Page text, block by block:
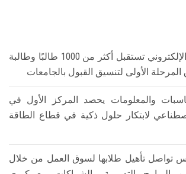
معامل التنسيق الإلكتروني تستقبل أكثر من 1000 طالبًا وطالبة
الأولى لتنسيق القبول بالجامعات
والمعلومات يحصد المركز الأول في
لابتكار حلول ذكية في قطاع الطاقة
تأهيل طلابها لسوق العمل من خلال